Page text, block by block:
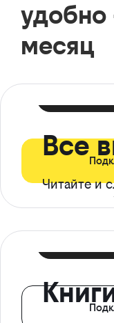
удобно
месяц
Все
Читайте и